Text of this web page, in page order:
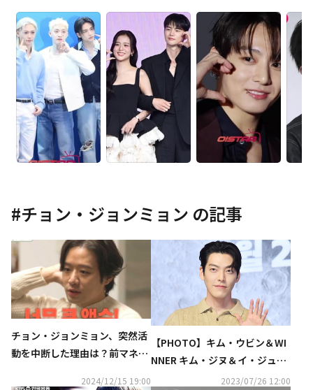
#チョン・ジョンミョン の記事
チョン・ジョンミョン、突然活
動を中断した理由は？前マネー
2024/12/15 19:00
【PHOTO】キム・ウビン＆WI
NNER キム・ジヌ＆イ・ジュニ
ョクら、映画「THE MOON」VI
2023/07/26 12:00